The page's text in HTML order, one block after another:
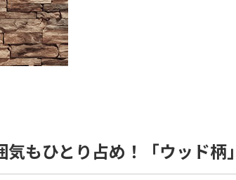
もひとり占め！「ウッド柄」